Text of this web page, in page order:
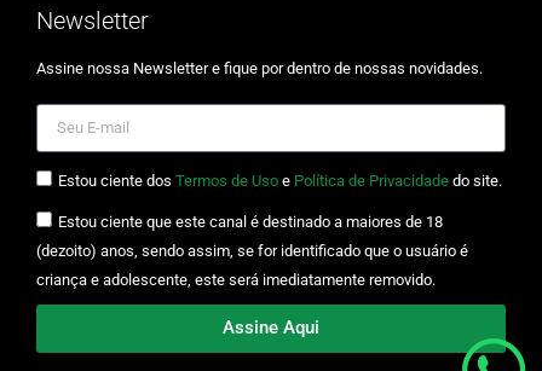
Newsletter
Assine nossa Newsletter e fique por dentro de nossas novidades.
Estou ciente dos Termos de Uso e Política de Privacidade do site.
Estou ciente que este canal é destinado a maiores de 18
(dezoito) anos, sendo assim, se for identificado que o usuário é
criança e adolescente, este será imediatamente removido.
Assine Aqui